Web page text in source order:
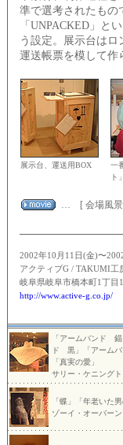
準で選考されたもの
「UNPACKED」と
う設定。展示台は
運送帳票を模して作
展示台、運送用BOX
一
ト」
… [ 会場風
2002年10月11日(金)〜
アクティブG / TAKUMI工
岐阜県岐阜市橋本町1丁
http://www.active-g.co.jp/
「アームバンド
ド 黒」「アーム
「真実の愛」
サリー・ケニングト
「蝶」「年老いた男
ゾーイ・オーバーン